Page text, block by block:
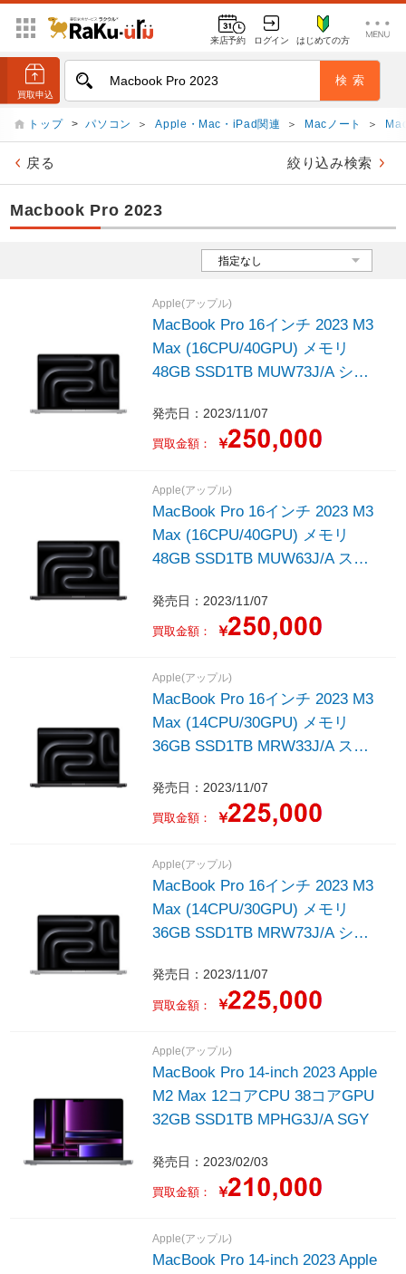
来店予約 ログイン はじめての方
トップ > パソコン ＞ Apple・Mac・iPad関連 ＞ Macノート ＞
戻る 絞り込み検索
Macbook Pro 2023
Apple(アップル)
MacBook Pro 16インチ 2023 M3
Max (16CPU/40GPU) メモリ
48GB SSD1TB MUW73J/A シル
発売日：2023/11/07
買取金額： ￥
Apple(アップル)
MacBook Pro 16インチ 2023 M3
Max (16CPU/40GPU) メモリ
48GB SSD1TB MUW63J/A スペ
発売日：2023/11/07
買取金額： ￥
Apple(アップル)
MacBook Pro 16インチ 2023 M3
Max (14CPU/30GPU) メモリ
36GB SSD1TB MRW33J/A スペ
発売日：2023/11/07
買取金額： ￥
Apple(アップル)
MacBook Pro 16インチ 2023 M3
Max (14CPU/30GPU) メモリ
36GB SSD1TB MRW73J/A シル
発売日：2023/11/07
買取金額： ￥
Apple(アップル)
MacBook Pro 14-inch 2023 Apple
M2 Max 12コアCPU 38コアGPU
32GB SSD1TB MPHG3J/A SGY
発売日：2023/02/03
買取金額： ￥
Apple(アップル)
MacBook Pro 14-inch 2023 Apple